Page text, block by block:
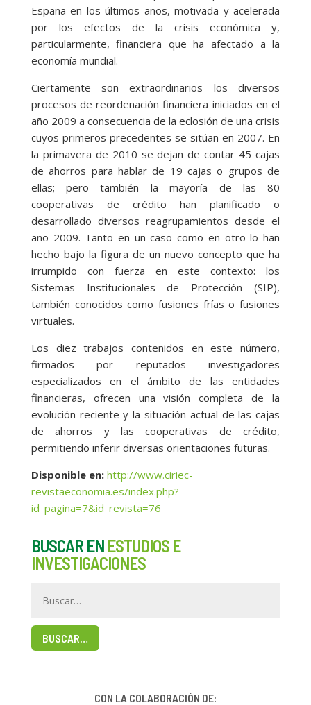
España en los últimos años, motivada y acelerada
por los efectos de la crisis económica y,
particularmente, financiera que ha afectado a la
economía mundial.
Ciertamente son extraordinarios los diversos
procesos de reordenación financiera iniciados en el
año 2009 a consecuencia de la eclosión de una crisis
cuyos primeros precedentes se sitúan en 2007. En
la primavera de 2010 se dejan de contar 45 cajas
de ahorros para hablar de 19 cajas o grupos de
ellas; pero también la mayoría de las 80
cooperativas de crédito han planificado o
desarrollado diversos reagrupamientos desde el
año 2009. Tanto en un caso como en otro lo han
hecho bajo la figura de un nuevo concepto que ha
irrumpido con fuerza en este contexto: los
Sistemas Institucionales de Protección (SIP),
también conocidos como fusiones frías o fusiones
virtuales.
Los diez trabajos contenidos en este número,
firmados por reputados investigadores
especializados en el ámbito de las entidades
financieras, ofrecen una visión completa de la
evolución reciente y la situación actual de las cajas
de ahorros y las cooperativas de crédito,
permitiendo inferir diversas orientaciones futuras.
Disponible en: http://www.ciriec-
revistaeconomia.es/index.php?
id_pagina=7&id_revista=76
BUSCAR EN ESTUDIOS E
INVESTIGACIONES
BUSCAR…
CON LA COLABORACIÓN DE: